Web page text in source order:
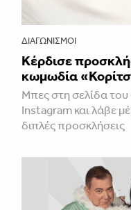
ΔΙΑΓΩΝΙΣΜΟΊ
Κέρδισε
κωμωδία
Μπες στη σελίδα
Instagram και λάβε
διπλές προσκλήσεις